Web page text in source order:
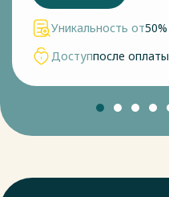
Уникальность от50%
Доступпосле оплаты